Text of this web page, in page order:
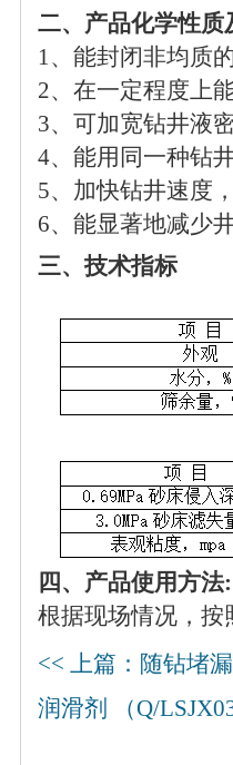
二、产品化学性质
1、能封闭非均质
2、在一定程度上
3、可加宽钻井液
4、能用同一种钻
5、加快钻井速度
6、能显著地减少
三、技术指标
四、产品使用方法:
根据现场情况，按
<< 上篇：随钻堵
润滑剂 （Q/